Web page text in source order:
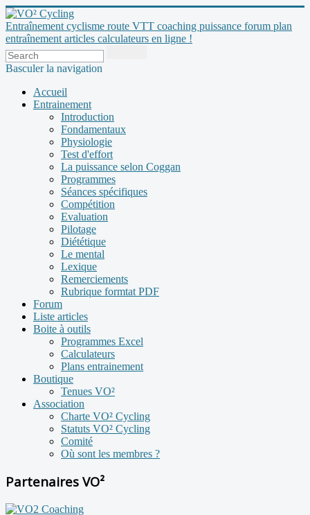
Entraînement cyclisme route VTT coaching puissance forum plan
entraînement articles calculateurs en ligne !
Basculer la navigation
Accueil
Entrainement
Introduction
Fondamentaux
Physiologie
Test d'effort
La puissance selon Coggan
Programmes
Séances spécifiques
Compétition
Evaluation
Pilotage
Diététique
Le mental
Lexique
Remerciements
Rubrique formtat PDF
Forum
Liste articles
Boite à outils
Programmes Excel
Calculateurs
Plans entrainement
Boutique
Tenues VO²
Association
Charte VO² Cycling
Statuts VO² Cycling
Comité
Où sont les membres ?
Partenaires VO²